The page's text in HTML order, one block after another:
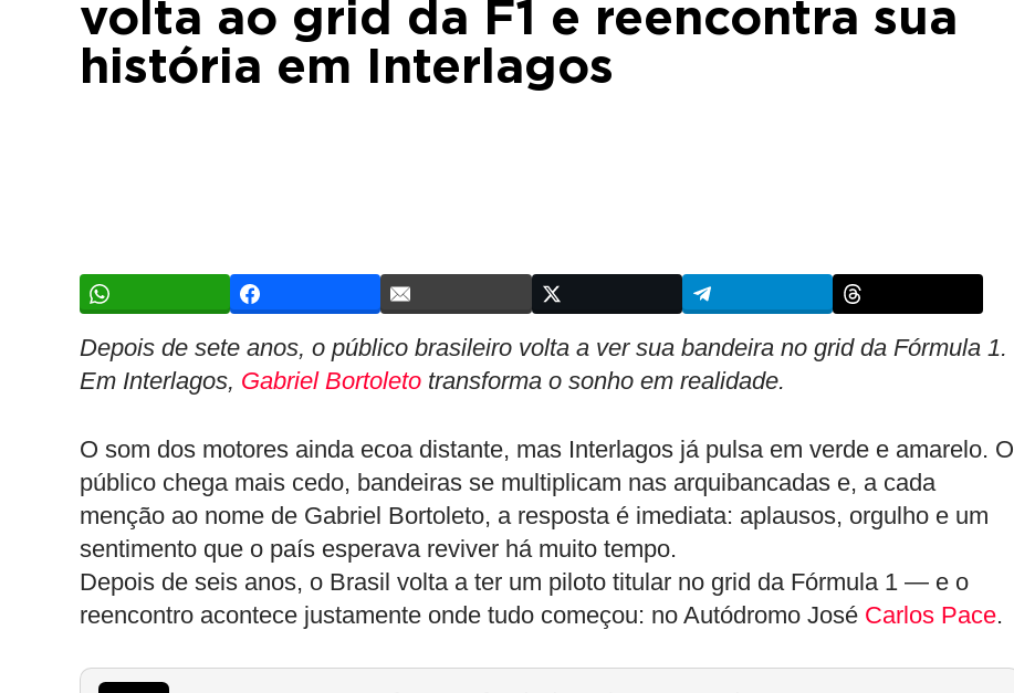
volta ao grid da F1 e reencontra sua
história em Interlagos
Depois de sete anos, o público brasileiro volta a ver sua bandeira no grid da Fórmula 1.
Em Interlagos, Gabriel Bortoleto transforma o sonho em realidade.
O som dos motores ainda ecoa distante, mas Interlagos já pulsa em verde e amarelo. O
público chega mais cedo, bandeiras se multiplicam nas arquibancadas e, a cada
menção ao nome de Gabriel Bortoleto, a resposta é imediata: aplausos, orgulho e um
sentimento que o país esperava reviver há muito tempo.
Depois de seis anos, o Brasil volta a ter um piloto titular no grid da Fórmula 1 — e o
reencontro acontece justamente onde tudo começou: no Autódromo José Carlos Pace.